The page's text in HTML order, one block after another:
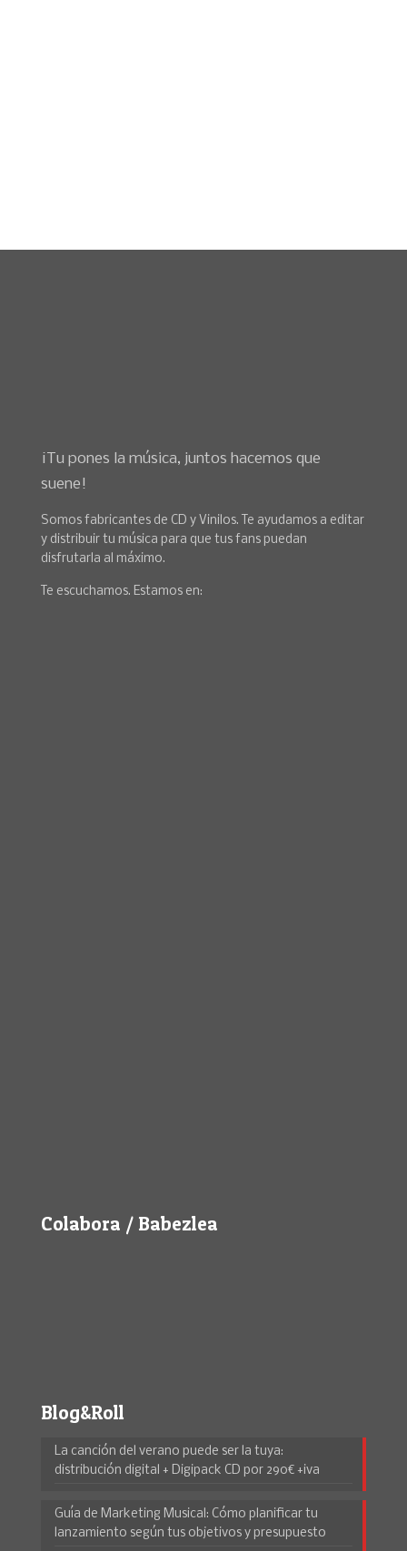
¡Tu pones la música, juntos hacemos que
suene!
Somos fabricantes de CD y Vinilos. Te ayudamos a editar
y distribuir tu música para que tus fans puedan
disfrutarla al máximo.
Te escuchamos. Estamos en:
Colabora / Babezlea
Blog&Roll
La canción del verano puede ser la tuya:
distribución digital + Digipack CD por 290€ +iva
Guía de Marketing Musical: Cómo planificar tu
lanzamiento según tus objetivos y presupuesto